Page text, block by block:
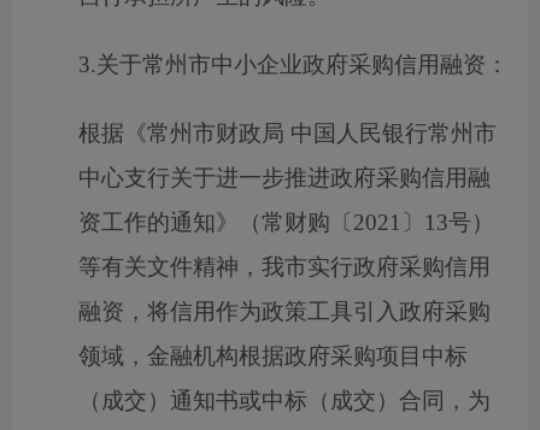
3.关于常州市中小企业政府采购信用融资：
根据《常州市财政局 中国人民银行常州市
中心支行关于进一步推进政府采购信用融
资工作的通知》（常财购〔 2021 〕 13号）
等有关文件精神，我市实行政府采购信用
融资，将信用作为政策工具引入政府采购
领域，金融机构根据政府采购项目中标
（成交）通知书或中标（成交）合同，为